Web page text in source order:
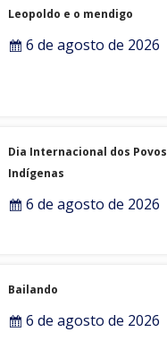
Leopoldo e o mendigo
6 de agosto de 2026
Dia Internacional dos Povos
Indígenas
6 de agosto de 2026
Bailando
6 de agosto de 2026